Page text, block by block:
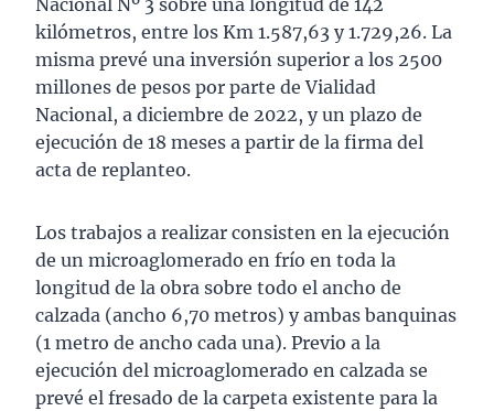
Nacional Nº 3 sobre una longitud de 142
kilómetros, entre los Km 1.587,63 y 1.729,26. La
misma prevé una inversión superior a los 2500
millones de pesos por parte de Vialidad
Nacional, a diciembre de 2022, y un plazo de
ejecución de 18 meses a partir de la firma del
acta de replanteo.
Los trabajos a realizar consisten en la ejecución
de un microaglomerado en frío en toda la
longitud de la obra sobre todo el ancho de
calzada (ancho 6,70 metros) y ambas banquinas
(1 metro de ancho cada una). Previo a la
ejecución del microaglomerado en calzada se
prevé el fresado de la carpeta existente para la